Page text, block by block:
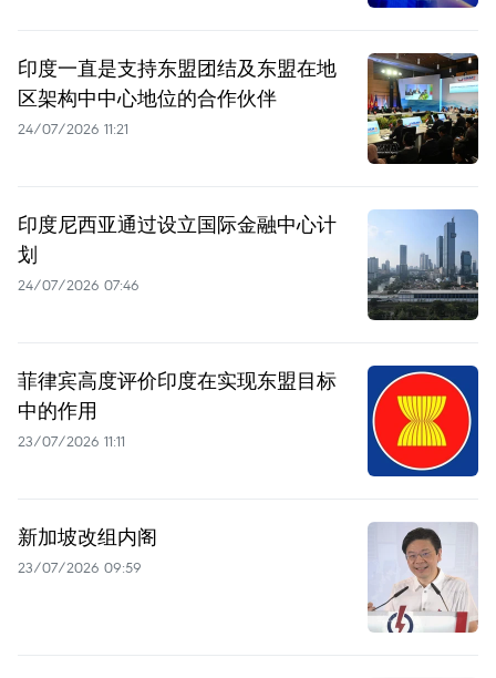
印度一直是支持东盟团结及东盟在地
区架构中中心地位的合作伙伴
24/07/2026 11:21
印度尼西亚通过设立国际金融中心计
划
24/07/2026 07:46
菲律宾高度评价印度在实现东盟目标
中的作用
23/07/2026 11:11
新加坡改组内阁
23/07/2026 09:59